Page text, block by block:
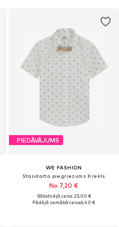
PIEDĀVĀJUMS
WE FASHION
Standarta piegriezums Krekls
No 7,20 €
Sākotnējā cena: 25,00 €
Pēdējā zemākā cena:6,40 €